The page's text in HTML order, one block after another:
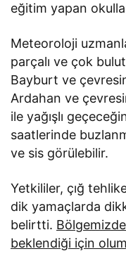
eğitim yapan
Meteoroloji
parçalı ve çok
Bayburt ve
Ardahan ve
ile yağışlı
saatlerinde
ve sis görülebilir.
Yetkililer, çığ
dik yamaçlarda
belirtti.
beklendiği için